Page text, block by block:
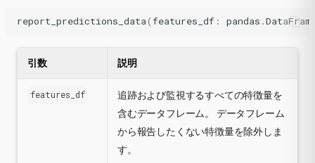
report_predictions_data(features_df : pandas .
引数 説明
features_df
追跡および監視するすべての特徴量を
含むデータフレーム。 データフレーム
から報告したくない特徴量を除外しま
す。